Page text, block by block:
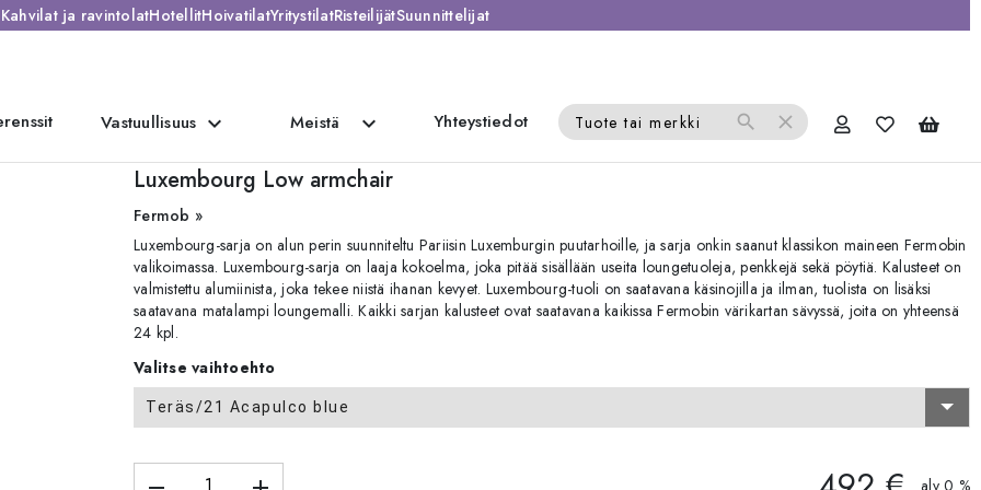
Kahvilat ja ravintolatHotellitHoivatilatYritystilatRisteilijätSuunnittelijat
Vastuullisuus expand_more Meistä expand_more Yhteystiedot Tuote tai merkki search close
Luxembourg Low armchair
Fermob »
Luxembourg-sarja on alun perin suunniteltu Pariisin Luxemburgin puutarhoille, ja sarja onkin saanut klassikon maineen Fermobin
valikoimassa. Luxembourg-sarja on laaja kokoelma, joka pitää sisällään useita loungetuoleja, penkkejä sekä pöytiä. Kalusteet on
valmistettu alumiinista, joka tekee niistä ihanan kevyet. Luxembourg-tuoli on saatavana käsinojilla ja ilman, tuolista on lisäksi
saatavana matalampi loungemalli. Kaikki sarjan kalusteet ovat saatavana kaikissa Fermobin värikartan sävyssä, joita on yhteensä
24 kpl.
Valitse vaihtoehto
Teräs/21 Acapulco blue
alv 0 %